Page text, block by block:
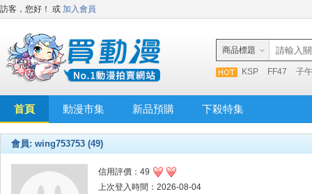
訪客，您好！ 或 加入會員
商品標題
KSP FF47 子
首頁 動漫市集 新品預購 下殺特集
會員: wing753753 (49)
信用評價：49
上次登入時間：2026-08-04